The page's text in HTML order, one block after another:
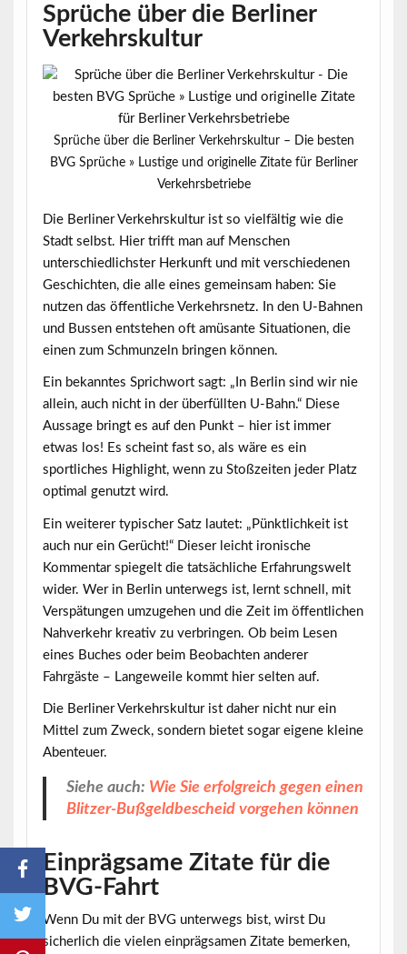
Sprüche über die Berliner
Verkehrskultur
Sprüche über die Berliner Verkehrskultur – Die besten
BVG Sprüche » Lustige und originelle Zitate für Berliner
Verkehrsbetriebe
Die Berliner Verkehrskultur ist so vielfältig wie die
Stadt selbst. Hier trifft man auf Menschen
unterschiedlichster Herkunft und mit verschiedenen
Geschichten, die alle eines gemeinsam haben: Sie
nutzen das öffentliche Verkehrsnetz. In den U-Bahnen
und Bussen entstehen oft amüsante Situationen, die
einen zum Schmunzeln bringen können.
Ein bekanntes Sprichwort sagt: „In Berlin sind wir nie
allein, auch nicht in der überfüllten U-Bahn.“ Diese
Aussage bringt es auf den Punkt – hier ist immer
etwas los! Es scheint fast so, als wäre es ein
sportliches Highlight, wenn zu Stoßzeiten jeder Platz
optimal genutzt wird.
Ein weiterer typischer Satz lautet: „Pünktlichkeit ist
auch nur ein Gerücht!“ Dieser leicht ironische
Kommentar spiegelt die tatsächliche Erfahrungswelt
wider. Wer in Berlin unterwegs ist, lernt schnell, mit
Verspätungen umzugehen und die Zeit im öffentlichen
Nahverkehr kreativ zu verbringen. Ob beim Lesen
eines Buches oder beim Beobachten anderer
Fahrgäste – Langeweile kommt hier selten auf.
Die Berliner Verkehrskultur ist daher nicht nur ein
Mittel zum Zweck, sondern bietet sogar eigene kleine
Abenteuer.
Siehe auch: Wie Sie erfolgreich gegen einen
Blitzer-Bußgeldbescheid vorgehen können
Einprägsame Zitate für die
BVG-Fahrt
Wenn Du mit der BVG unterwegs bist, wirst Du
sicherlich die vielen einprägsamen Zitate bemerken,